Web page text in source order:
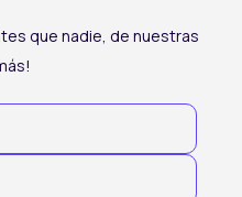
que nadie, de nuestras